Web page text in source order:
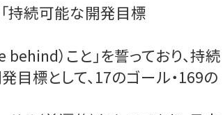
持続可能な開発目標
）こと」を誓っており、持続
標として、17のゴール・169の